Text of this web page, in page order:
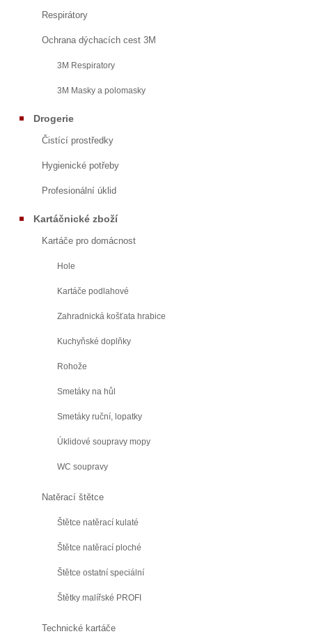
Respirátory
Ochrana dýchacích cest 3M
3M Respiratory
3M Masky a polomasky
Drogerie
Čistící prostředky
Hygienické potřeby
Profesionální úklid
Kartáčnické zboží
Kartáče pro domácnost
Hole
Kartáče podlahové
Zahradnická košťata hrabice
Kuchyňské doplňky
Rohože
Smetáky na hůl
Smetáky ruční, lopatky
Úklidové soupravy mopy
WC soupravy
Natěrací štětce
Štětce natěrací kulaté
Štětce natěrací ploché
Štětce ostatní speciální
Štětky malířské PROFI
Technické kartáče